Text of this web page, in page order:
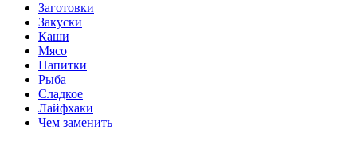
Заготовки
Закуски
Каши
Мясо
Напитки
Рыба
Сладкое
Лайфхаки
Чем заменить